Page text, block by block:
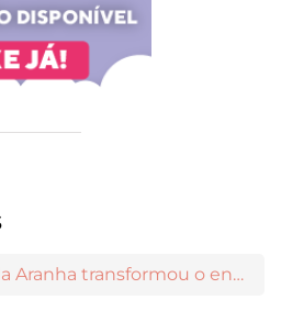
Maria Lúcia de Arruda Aranha transformou o ensino de Filosofia no Brasil